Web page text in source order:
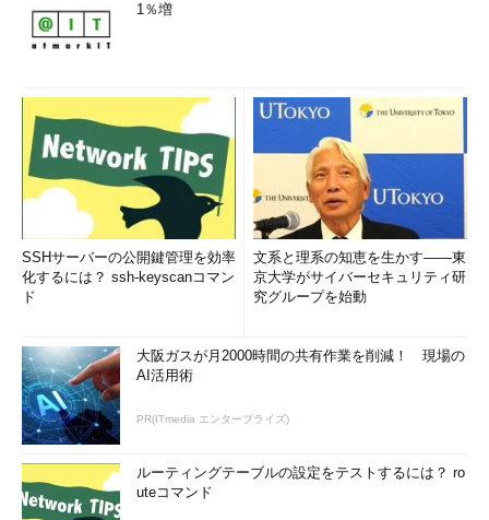
1％増
SSHサーバーの公開鍵管理を効率
化するには？ ssh-keyscanコマン
ド
文系と理系の知恵を生かす――東
京大学がサイバーセキュリティ研
究グループを始動
大阪ガスが月2000時間の共有作業を削減！ 現場の
AI活用術
PR(ITmedia エンタープライズ)
ルーティングテーブルの設定をテストするには？ ro
uteコマンド